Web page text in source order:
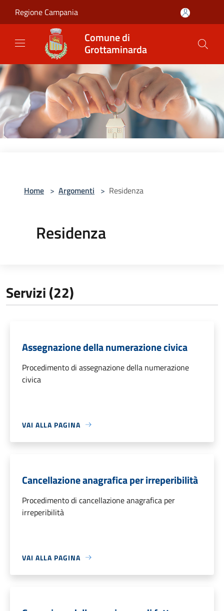
Regione Campania
Comune di
Grottaminarda
Home > Argomenti > Residenza
Residenza
Servizi (22)
Assegnazione della numerazione civica
Procedimento di assegnazione della numerazione
civica
VAI ALLA PAGINA
Cancellazione anagrafica per irreperibilità
Procedimento di cancellazione anagrafica per
irreperibilità
VAI ALLA PAGINA